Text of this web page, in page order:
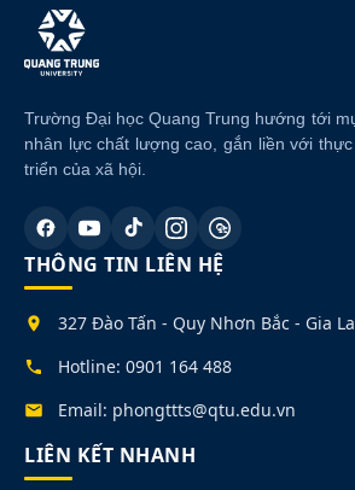
Trường Đại học Quang Trung hướng tới
nhân lực chất lượng cao, gắn liền với
triển của xã hội.
THÔNG TIN LIÊN HỆ
327 Đào Tấn - Quy Nhơn Bắc - Gia
Hotline: 0901 164 488
Email: phongttts@qtu.edu.vn
LIÊN KẾT NHANH